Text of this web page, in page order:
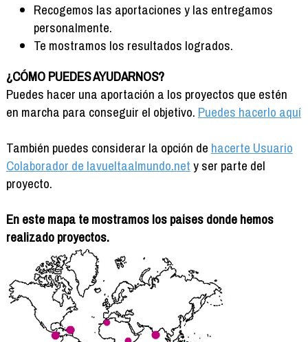
Recogemos las aportaciones y las entregamos
personalmente.
Te mostramos los resultados logrados.
¿CÓMO PUEDES AYUDARNOS?
Puedes hacer una aportación a los proyectos que estén
en marcha para conseguir el objetivo. Puedes hacerlo aquí
También puedes considerar la opción de hacerte Usuario
Colaborador de lavueltaalmundo.nety ser parte del
proyecto.
En este mapa te mostramos los paises donde hemos
realizado proyectos.